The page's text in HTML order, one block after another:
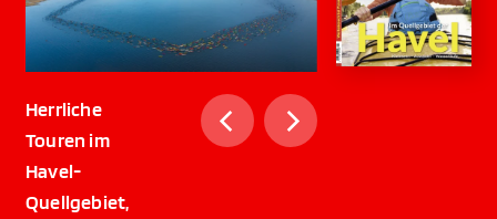
Herrliche
Touren im
Havel-
Quellgebiet,